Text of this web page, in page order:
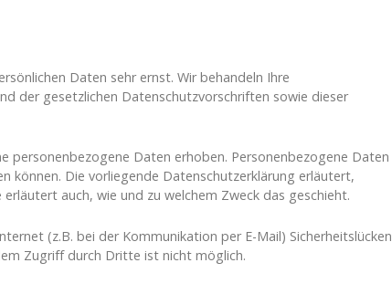
Daten sehr ernst. Wir behandeln Ihre
der gesetzlichen Datenschutzvorschriften sowie dieser
personenbezogene Daten erhoben. Personenbezogene Daten
können. Die vorliegende Datenschutzerklärung erläutert,
auch, wie und zu welchem Zweck das geschieht.
(z.B. bei der Kommunikation per E-Mail) Sicherheitslücken
Zugriff durch Dritte ist nicht möglich.